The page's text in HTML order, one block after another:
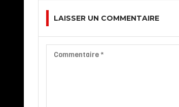
LAISSER UN COMMENTAIRE